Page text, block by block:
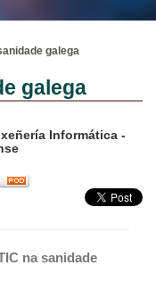
galega
galega
Informática -
na sanidade